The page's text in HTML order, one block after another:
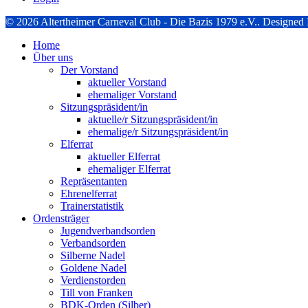
© 2026 Altertheimer Carneval Club - Die Bazis 1979 e.V.. Designed
Home
Über uns
Der Vorstand
aktueller Vorstand
ehemaliger Vorstand
Sitzungspräsident/in
aktuelle/r Sitzungspräsident/in
ehemalige/r Sitzungspräsident/in
Elferrat
aktueller Elferrat
ehemaliger Elferrat
Repräsentanten
Ehrenelferrat
Trainerstatistik
Ordensträger
Jugendverbandsorden
Verbandsorden
Silberne Nadel
Goldene Nadel
Verdienstorden
Till von Franken
BDK-Orden (Silber)